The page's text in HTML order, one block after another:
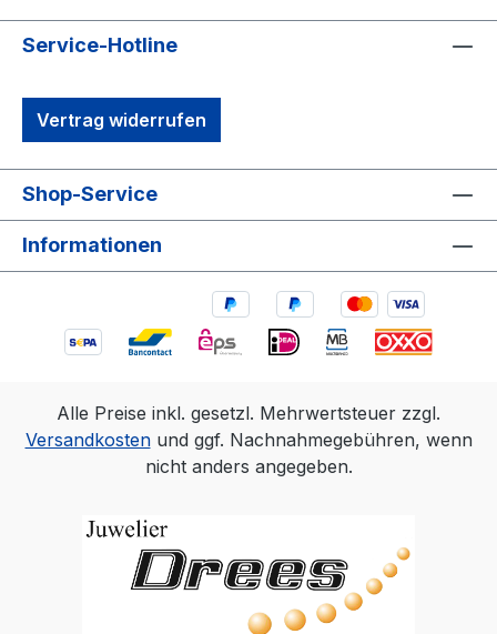
Service-Hotline
Vertrag widerrufen
Shop-Service
Informationen
Alle Preise inkl. gesetzl. Mehrwertsteuer zzgl.
Versandkostenund ggf. Nachnahmegebühren, wenn
nicht anders angegeben.